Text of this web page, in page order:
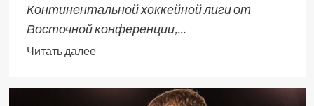
Континентальной хоккейной лиги от
Восточной конференции,...
Читать далее